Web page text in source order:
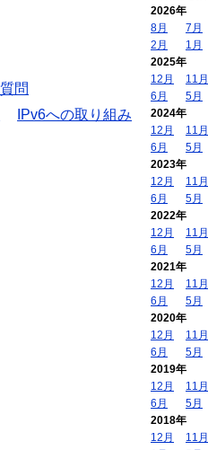
問
IPv6への取り組み
2026年
8月
7月
2月
1月
2025年
12月
11月
6月
5月
2024年
12月
11月
6月
5月
2023年
12月
11月
6月
5月
2022年
12月
11月
6月
5月
2021年
12月
11月
6月
5月
2020年
12月
11月
6月
5月
2019年
12月
11月
6月
5月
2018年
12月
11月